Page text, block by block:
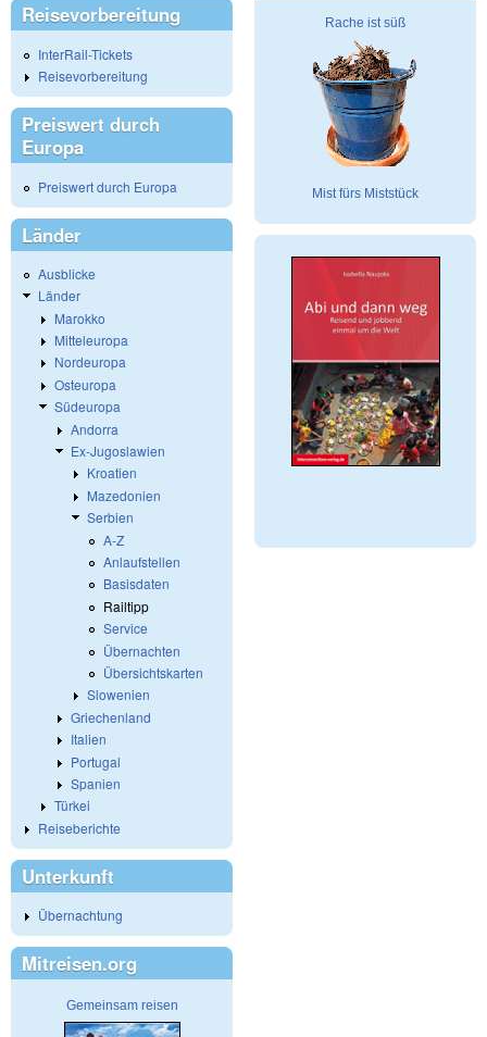
Reisevorbereitung
InterRail-Tickets
Reisevorbereitung
Preiswert durch
Europa
Preiswert durch Europa
Länder
Ausblicke
Länder
Marokko
Mitteleuropa
Nordeuropa
Osteuropa
Südeuropa
Andorra
Ex-Jugoslawien
Kroatien
Mazedonien
Serbien
A-Z
Anlaufstellen
Basisdaten
Railtipp
Service
Übernachten
Übersichtskarten
Slowenien
Griechenland
Italien
Portugal
Spanien
Türkei
Reiseberichte
Unterkunft
Übernachtung
Mitreisen.org
Gemeinsam reisen
Rache ist süß
Mist fürs Miststück